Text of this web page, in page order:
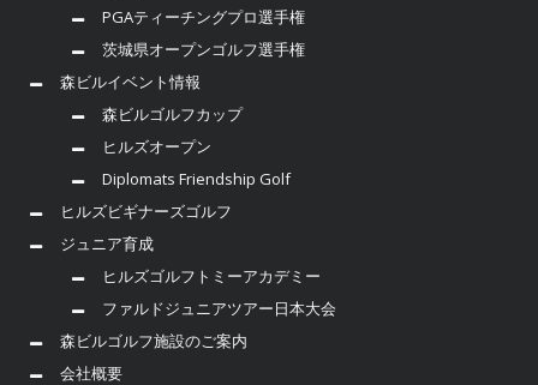
PGAティーチングプロ選手権
茨城県オープンゴルフ選手権
森ビルイベント情報
森ビルゴルフカップ
ヒルズオープン
Diplomats Friendship Golf
ヒルズビギナーズゴルフ
ジュニア育成
ヒルズゴルフトミーアカデミー
ファルドジュニアツアー日本大会
森ビルゴルフ施設のご案内
会社概要